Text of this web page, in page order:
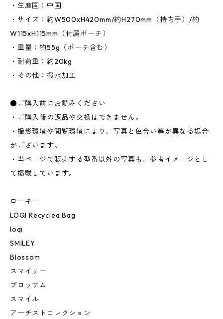
・生産国：中国
・サイズ：約W500xH420mm/約H270mm（持ち手）/約
W115xH115mm（付属ポーチ）
・重量：約55g（ポーチ含む）
・耐荷重：約20kg
・その他：撥水加工
●ご購入前にお読みください
・ご購入後の返品や交換はできません。
・撮影環境や閲覧環境により、写真と色合い等が異なる場合
がございます。
・当ページで販売する型番以外の写真も、参考イメージとし
て掲載しています。
ローキー
LOQI Recycled Bag
loqi
SMILEY
Blossom
スマイリー
ブロッサム
スマイル
アーチストコレクション